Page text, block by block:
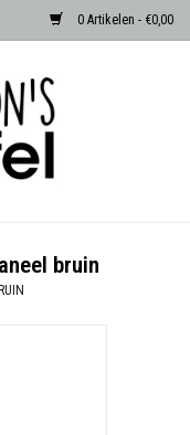
0 Artikelen - €0,00
bruin